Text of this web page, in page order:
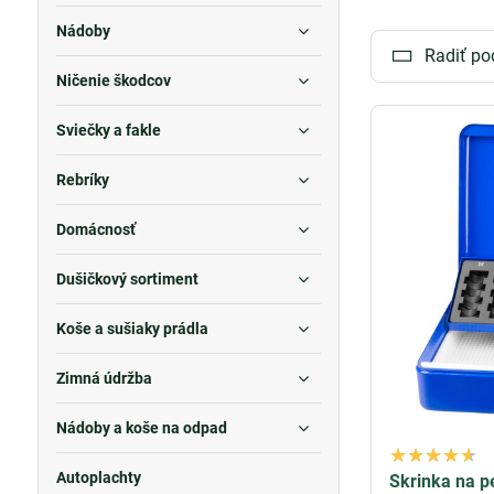
Ak preferujete
osobitý
vášho podniku.
Naša ponuka
poštovej
Nezáleží na
riešenie,
bude vždy v
Radiť
Skrinka na
Nádoby
Ničenie škodcov
Sviečky a fakle
Rebríky
Domácnosť
Dušičkový sortiment
Koše a sušiaky prádla
Zimná údržba
Nádoby a koše na odpad
Autoplachty